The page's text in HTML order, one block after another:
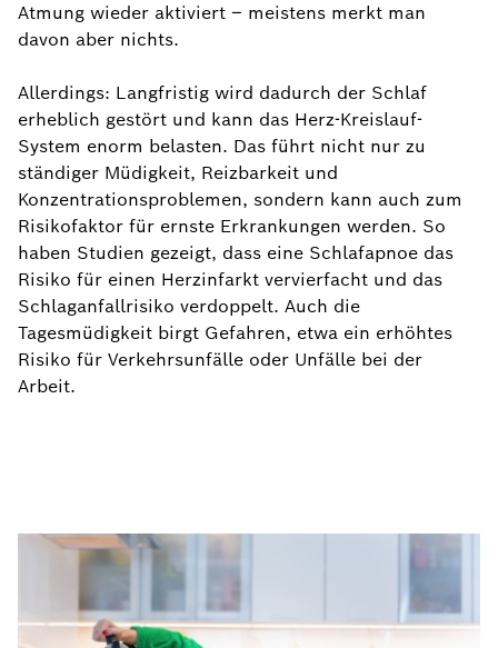
Atmung wieder aktiviert – meistens merkt man
davon aber nichts.
Allerdings: Langfristig wird dadurch der Schlaf
erheblich gestört und kann das Herz-Kreislauf-
System enorm belasten. Das führt nicht nur zu
ständiger Müdigkeit, Reizbarkeit und
Konzentrationsproblemen, sondern kann auch zum
Risikofaktor für ernste Erkrankungen werden. So
haben Studien gezeigt, dass eine Schlafapnoe das
Risiko für einen Herzinfarkt vervierfacht und das
Schlaganfallrisiko verdoppelt. Auch die
Tagesmüdigkeit birgt Gefahren, etwa ein erhöhtes
Risiko für Verkehrsunfälle oder Unfälle bei der
Arbeit.